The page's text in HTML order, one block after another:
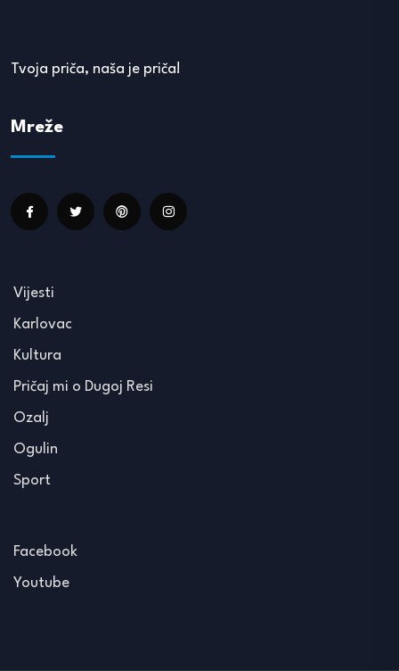
Tvoja priča, naša je priča!
Mreže
Vijesti
Karlovac
Kultura
Pričaj mi o Dugoj Resi
Ozalj
Ogulin
Sport
Facebook
Youtube